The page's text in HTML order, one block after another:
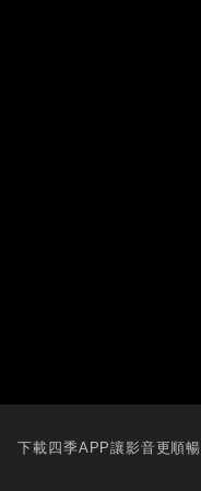
下載四季APP讓影音更順暢